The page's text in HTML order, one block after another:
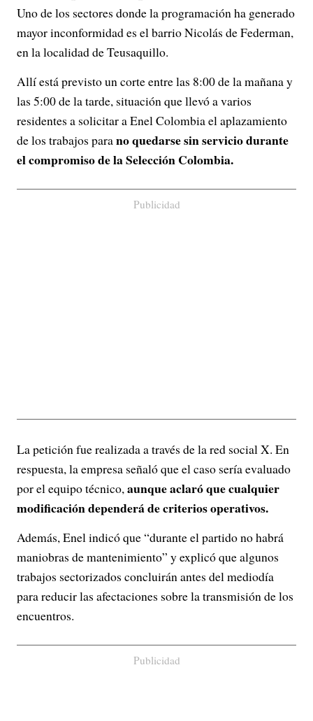
Uno de los sectores donde la programación ha generado
mayor inconformidad es el barrio Nicolás de Federman,
en la localidad de Teusaquillo.
Allí está previsto un corte entre las 8:00 de la mañana y
las 5:00 de la tarde, situación que llevó a varios
residentes a solicitar a Enel Colombia el aplazamiento
de los trabajos parano quedarse sin servicio durante
el compromiso de la Selección Colombia.
Publicidad
La petición fue realizada a través de la red social X. En
respuesta, la empresa señaló que el caso sería evaluado
por el equipo técnico,aunque aclaró que cualquier
modificación dependerá de criterios operativos.
Además, Enel indicó que “durante el partido no habrá
maniobras de mantenimiento” y explicó que algunos
trabajos sectorizados concluirán antes del mediodía
para reducir las afectaciones sobre la transmisión de los
encuentros.
Publicidad